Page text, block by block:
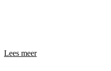
Lees meer